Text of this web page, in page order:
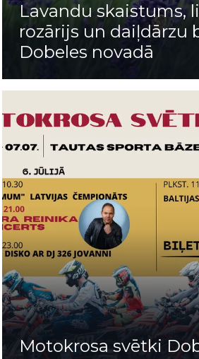
Lavandu skaistums,
rozārijs un daiļdārzu
Dobeles novadā
Motokrosa svētki